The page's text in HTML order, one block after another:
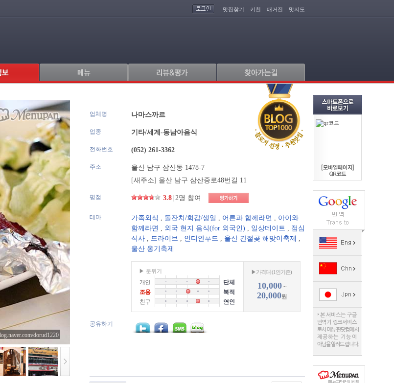
맛집찾기 키친 매거진 맛지도
dorud1220
업체명 나마스까르
업종 기타/세계-동남아음식
전화번호 (052) 261-3362
주소
울산 남구 삼산동 1478-7
[새주소] 울산 남구 삼산중로48번길 11
평점 3.8 2명 참여
테마 가족외식 , 돌잔치/회갑/생일 , 어른과 함께라면 , 아이와
함께라면 , 외국 현지 음식(for 외국인) , 일상데이트 , 점심
식사 , 드라이브 , 인디안푸드 , 울산 간절곶 해맞이축제
,
울산 옹기축제
▶ 분위기
개인
단체
조용
북적
친구
연인
▶가격대 (1인기준)
10,000~
20,000원
공유하기